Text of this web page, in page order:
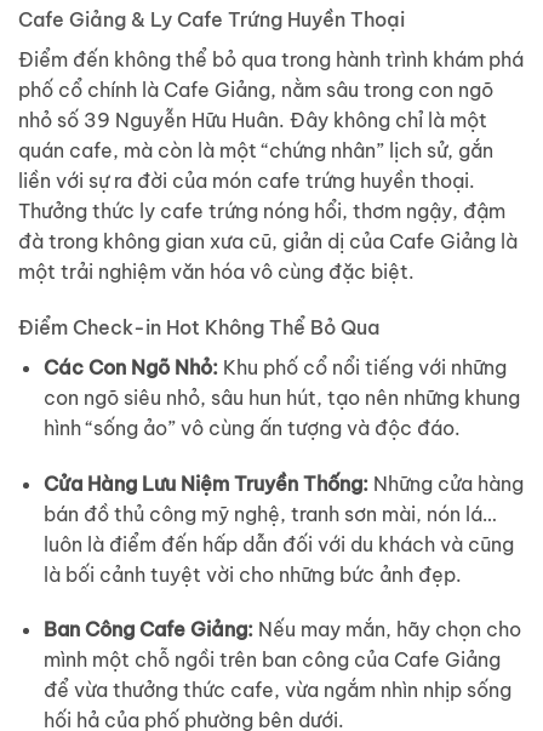
Cafe Giảng & Ly Cafe Trứng Huyền Thoại
Điểm đến không thể bỏ qua trong hành trình khám phá
phố cổ chính là Cafe Giảng, nằm sâu trong con ngõ
nhỏ số 39 Nguyễn Hữu Huân. Đây không chỉ là một
quán cafe, mà còn là một “chứng nhân” lịch sử, gắn
liền với sự ra đời của món cafe trứng huyền thoại.
Thưởng thức ly cafe trứng nóng hổi, thơm ngậy, đậm
đà trong không gian xưa cũ, giản dị của Cafe Giảng là
một trải nghiệm văn hóa vô cùng đặc biệt.
Điểm Check-in Hot Không Thể Bỏ Qua
Các Con Ngõ Nhỏ:Khu phố cổ nổi tiếng với những
con ngõ siêu nhỏ, sâu hun hút, tạo nên những khung
hình “sống ảo” vô cùng ấn tượng và độc đáo.
Cửa Hàng Lưu Niệm Truyền Thống:Những cửa hàng
bán đồ thủ công mỹ nghệ, tranh sơn mài, nón lá…
luôn là điểm đến hấp dẫn đối với du khách và cũng
là bối cảnh tuyệt vời cho những bức ảnh đẹp.
Ban Công Cafe Giảng:Nếu may mắn, hãy chọn cho
mình một chỗ ngồi trên ban công của Cafe Giảng
để vừa thưởng thức cafe, vừa ngắm nhìn nhịp sống
hối hả của phố phường bên dưới.